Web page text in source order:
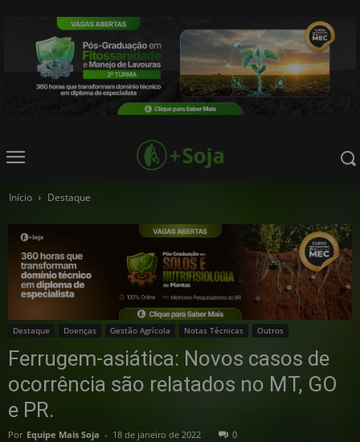
Início Destaque
Destaque Doenças Gestão Agrícola Notas Técnicas Outros
Ferrugem-asiática: Novos casos de
ocorrência são relatados no MT, GO
e PR.
Por Equipe Mais Soja - 18 de janeiro de 2022 0